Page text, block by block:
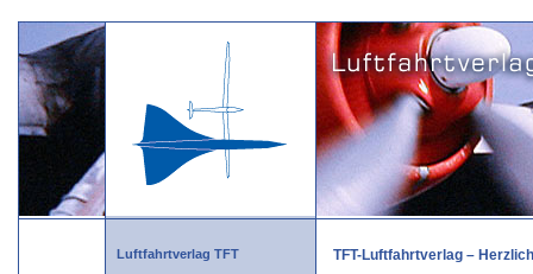
Luftfahrtverlag TFT
TFT-Luftfahrtverlag –